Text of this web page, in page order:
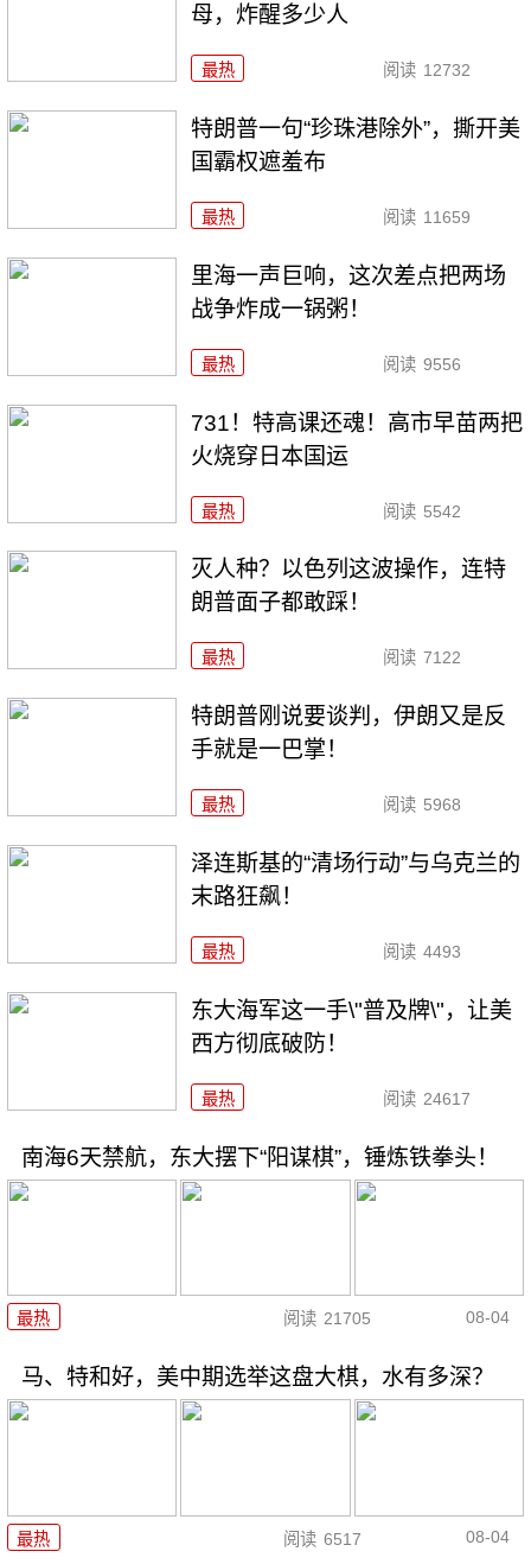
母，炸醒多少人
最热 阅读 12732
特朗普一句“珍珠港除外”，撕开美
国霸权遮羞布
最热 阅读 11659
里海一声巨响，这次差点把两场
战争炸成一锅粥！
最热 阅读 9556
731！特高课还魂！高市早苗两把
火烧穿日本国运
最热 阅读 5542
灭人种？以色列这波操作，连特
朗普面子都敢踩！
最热 阅读 7122
特朗普刚说要谈判，伊朗又是反
手就是一巴掌！
最热 阅读 5968
泽连斯基的“清场行动”与乌克兰的
末路狂飙！
最热 阅读 4493
东大海军这一手\"普及牌\"，让美
西方彻底破防！
最热 阅读 24617
南海6天禁航，东大摆下“阳谋棋”，锤炼铁拳头！
最热 阅读 21705 08-04
马、特和好，美中期选举这盘大棋，水有多深？
最热 阅读 6517 08-04